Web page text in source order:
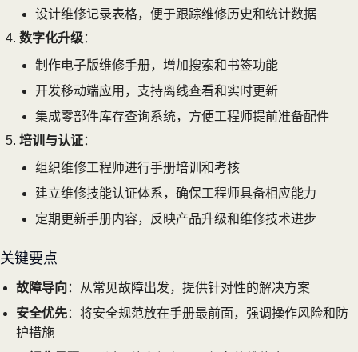
设计维修记录表格，便于跟踪维修历史和统计数据
数字化升级：
制作电子版维修手册，增加搜索和书签功能
开发移动端应用，支持离线查看和实时更新
集成零部件库存查询系统，方便工程师提前准备配件
培训与认证：
组织维修工程师进行手册培训和考核
建立维修技能认证体系，确保工程师具备相应能力
定期更新手册内容，反映产品升级和维修技术进步
关键要点
故障导向 ：从常见故障出发，提供针对性的解决方案
安全优先：将安全规范放在手册最前面，强调操作风险和防
护措施